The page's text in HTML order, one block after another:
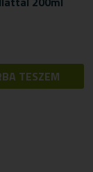
TESZEM